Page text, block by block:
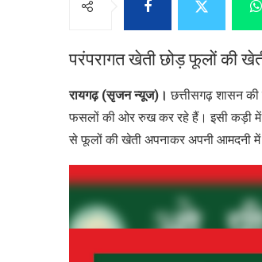
परंपरागत खेती छोड़ फूलों की
रायगढ़ (सृजन न्यूज)। छत्तीसगढ़ शासन
फसलों की ओर रुख कर रहे हैं। इसी कड़ी में
से फूलों की खेती अपनाकर अपनी आमदनी